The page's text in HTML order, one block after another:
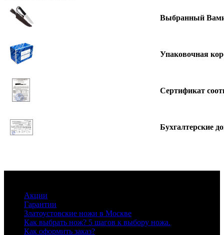
Выбранный
Упаковочная
Сертификат
Бухгалтерские
Акции
Гарантии
Златоустовские ножи в Москве
Как выбрать нож? 5 шагов к выбору ножа.
Как оформить заказ?